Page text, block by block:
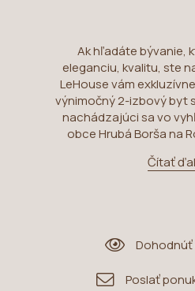
Ak hľadáte bývanie,
eleganciu, kvalitu, ste
LeHouse vám
výnimočný 2-izbový byt
nachádzajúci sa vo
obce Hrubá Borša na
Čítať
Dohodnúť
Poslať